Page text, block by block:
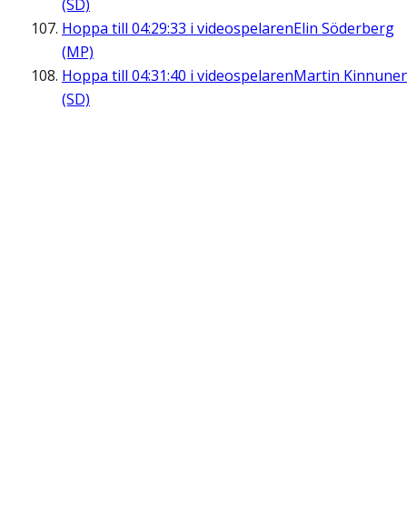
(SD)
Hoppa till 04:29:33 i videospelarenElin Söderberg
(MP)
Hoppa till 04:31:40 i videospelarenMartin
(SD)